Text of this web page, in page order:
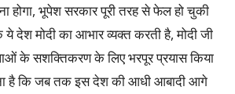
होगा, भूपेश सरकार पूरी तरह से फेल हो चुकी
देश मोदी का आभार व्यक्त करती है, मोदी जी
के सशक्तिकरण के लिए भरपूर प्रयास किया
है कि जब तक इस देश की आधी आबादी आगे